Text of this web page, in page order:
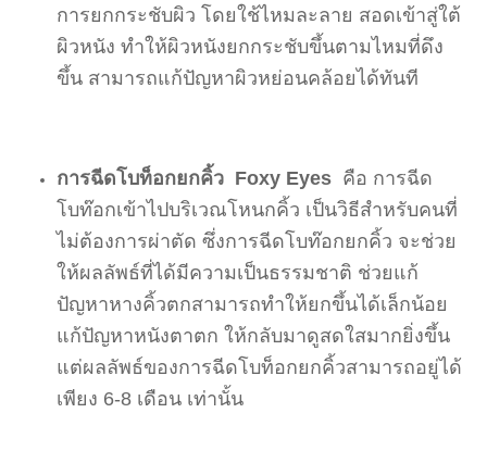
การยกกระชับผิว โดยใช้ไหมละลาย สอดเข้าสู่ใต้
ผิวหนัง ทำให้ผิวหนังยกกระชับขึ้นตามไหมที่ดึง
ขึ้น สามารถแก้ปัญหาผิวหย่อนคล้อยได้ทันที
การฉีดโบท็อกยกคิ้ว Foxy Eyes คือ การฉีด
โบท๊อกเข้าไปบริเวณโหนกคิ้ว เป็นวิธีสำหรับคนที่
ไม่ต้องการผ่าตัด ซึ่งการฉีดโบท๊อกยกคิ้ว จะช่วย
ให้ผลลัพธ์ที่ได้มีความเป็นธรรมชาติ ช่วยแก้
ปัญหาหางคิ้วตกสามารถทำให้ยกขึ้นได้เล็กน้อย
แก้ปัญหาหนังตาตก ให้กลับมาดูสดใสมากยิ่งขึ้น
แต่ผลลัพธ์ของการฉีดโบท็อกยกคิ้วสามารถอยู่ได้
เพียง 6-8 เดือน เท่านั้น